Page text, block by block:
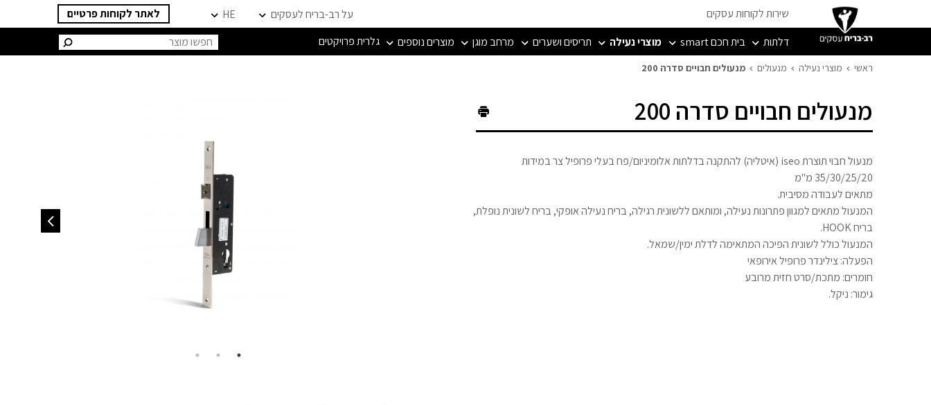
שירות לקוחות עסקים על רב-בריח לעסקים HE
לאתר לקוחות פרטיים
דלתות
בית חכם smart מוצרי נעילה תריסים ושערים מרחב מוגן מוצרים נוספים גלרית פרויקטים חיפוש:
ראשי מוצרי נעילה מנעולים מנעולים חבויים סדרה 200
מנעולים חבויים סדרה 200
מנעול חבוי תוצרת iseo (איטליה) להתקנה בדלתות אלומיניום/פח בעלי פרופיל צר במידות
35/30/25/20 מ"מ
מתאים לעבודה מסיבית.
המנעול מתאים למגוון פתרונות נעילה, ומותאם ללשונית רגילה, בריח נעילה אופקי, בריח לשונית נופלת,
בריח HOOK.
המנעול כולל לשונית הפיכה המתאימה לדלת ימין/שמאל.
הפעלה: צילינדר פרופיל אירופאי
חומרים: מתכת/סרט חזית מרובע
גימור: ניקל.